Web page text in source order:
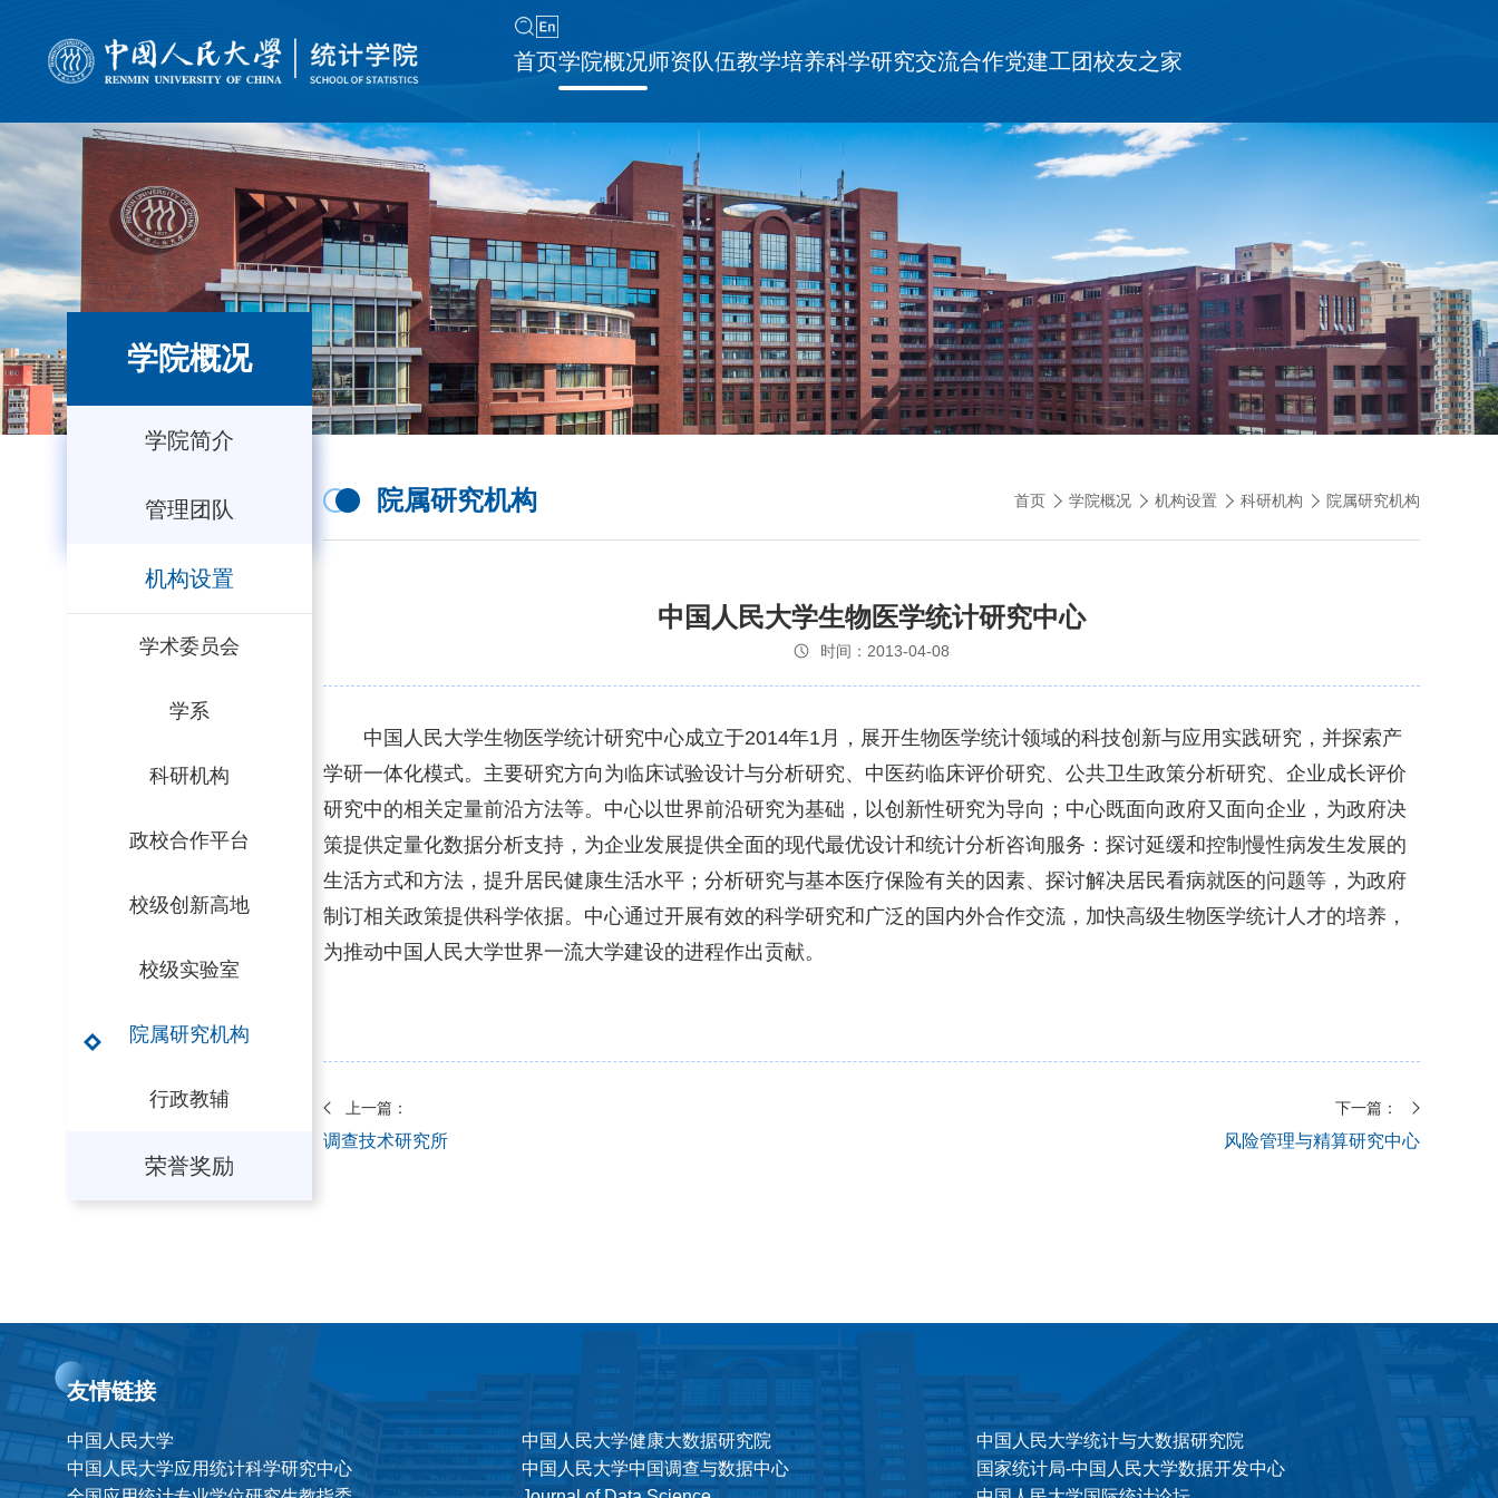
首页学院概况师资队伍教学培养科学研究交流合作党建工团校友之家
学院概况
学院简介
管理团队
机构设置
学术委员会
学系
科研机构
政校合作平台
校级创新高地
校级实验室
院属研究机构
行政教辅
荣誉奖励
院属研究机构 首页 学院概况 机构设置 科研机构 院属研究机构
中国人民大学生物医学统计研究中心
时间：2013-04-08
中国人民大学生物医学统计研究中心成立于2014年1月，展开生物医学统计领域的科技创新与应用实践研究，并探索产
学研一体化模式。主要研究方向为临床试验设计与分析研究、中医药临床评价研究、公共卫生政策分析研究、企业成长评价
研究中的相关定量前沿方法等。中心以世界前沿研究为基础，以创新性研究为导向；中心既面向政府又面向企业，为政府决
策提供定量化数据分析支持，为企业发展提供全面的现代最优设计和统计分析咨询服务：探讨延缓和控制慢性病发生发展的
生活方式和方法，提升居民健康生活水平；分析研究与基本医疗保险有关的因素、探讨解决居民看病就医的问题等，为政府
制订相关政策提供科学依据。中心通过开展有效的科学研究和广泛的国内外合作交流，加快高级生物医学统计人才的培养，
为推动中国人民大学世界一流大学建设的进程作出贡献。
上一篇：
调查技术研究所
下一篇：
风险管理与精算研究中心
友情链接
中国人民大学 中国人民大学健康大数据研究院
中国人民大学统计与大数据研究院
中国人民大学应用统计科学研究中心
中国人民大学中国调查与数据中心
国家统计局-中国人民大学数据开发中心